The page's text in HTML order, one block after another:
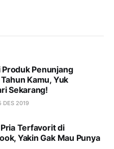
Penunjang
Kamu, Yuk
Sekarang!
DES 2019
Terfavorit di
Yakin Gak Mau Punya